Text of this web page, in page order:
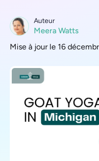
Auteur
Meera Watts
Mise à jour le 16